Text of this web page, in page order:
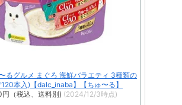
るグルメ まぐろ 海鮮バラエティ 3種類の
本入)【dalc_inaba】【ちゅ〜る】
（税込、送料別) (2024/12/3時点)